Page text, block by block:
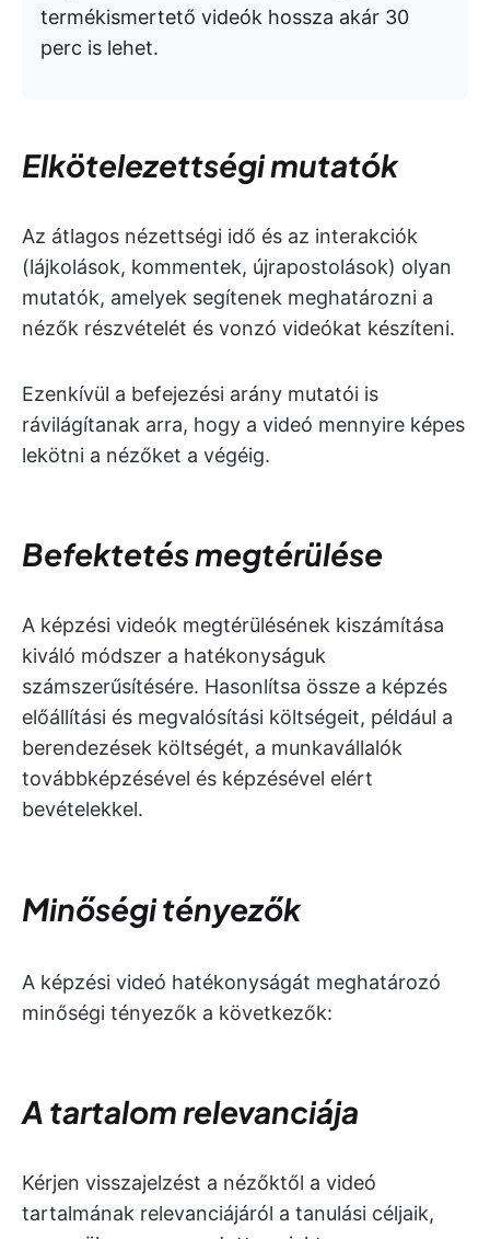
termékismertető videók hossza akár 30
perc is lehet.
Elkötelezettségi mutatók
Az átlagos nézettségi idő és az interakciók
(lájkolások, kommentek, újrapostolások) olyan
mutatók, amelyek segítenek meghatározni a
nézők részvételét és vonzó videókat készíteni.
Ezenkívül a befejezési arány mutatói is
rávilágítanak arra, hogy a videó mennyire képes
lekötni a nézőket a végéig.
Befektetés megtérülése
A képzési videók megtérülésének kiszámítása
kiváló módszer a hatékonyságuk
számszerűsítésére. Hasonlítsa össze a képzés
előállítási és megvalósítási költségeit, például a
berendezések költségét, a munkavállalók
továbbképzésével és képzésével elért
bevételekkel.
Minőségi tényezők
A képzési videó hatékonyságát meghatározó
minőségi tényezők a következők:
A tartalom relevanciája
Kérjen visszajelzést a nézőktől a videó
tartalmának relevanciájáról a tanulási céljaik,